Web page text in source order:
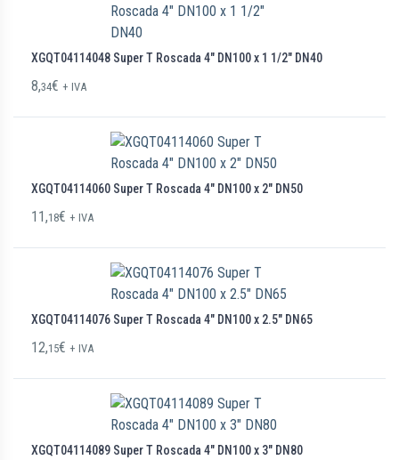
XGQT04114048 Super T Roscada 4″ DN100 x 1 1/2″ DN40
8,34€ + IVA
XGQT04114060 Super T Roscada 4″ DN100 x 2″ DN50
11,18€ + IVA
XGQT04114076 Super T Roscada 4″ DN100 x 2.5″ DN65
12,15€ + IVA
XGQT04114089 Super T Roscada 4″ DN100 x 3″ DN80